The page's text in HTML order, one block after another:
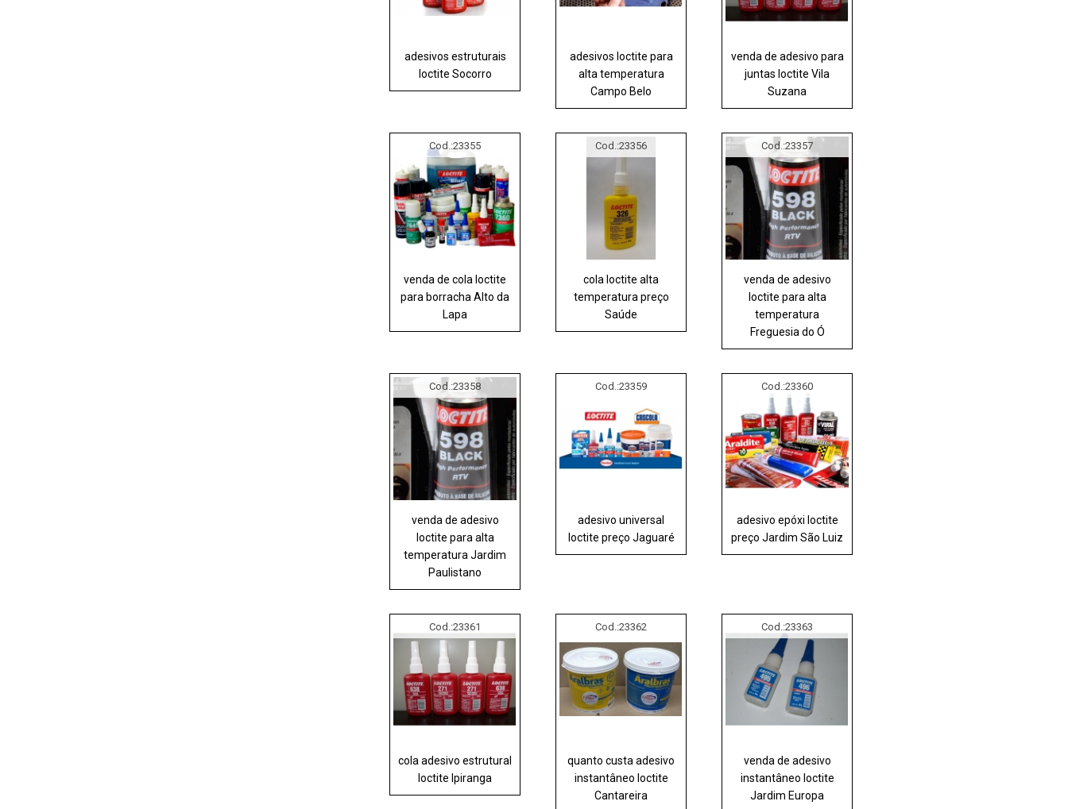
adesivos estruturais
loctite Socorro
adesivos loctite para
alta temperatura
Campo Belo
venda de adesivo para
juntas loctite Vila
Suzana
Cod.:23355
venda de cola loctite
para borracha Alto da
Lapa
Cod.:23356
cola loctite alta
temperatura preço
Saúde
Cod.:23357
venda de adesivo
loctite para alta
temperatura
Freguesia do Ó
Cod.:23358
venda de adesivo
loctite para alta
temperatura Jardim
Paulistano
Cod.:23359
adesivo universal
loctite preço Jaguaré
Cod.:23360
adesivo epóxi loctite
preço Jardim São Luiz
Cod.:23361
cola adesivo estrutural
loctite Ipiranga
Cod.:23362
quanto custa adesivo
instantâneo loctite
Cantareira
Cod.:23363
venda de adesivo
instantâneo loctite
Jardim Europa